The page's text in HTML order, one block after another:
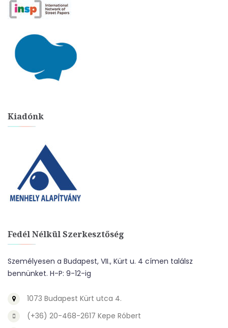
Kiadónk
Fedél Nélkül Szerkesztőség
Személyesen a Budapest, VII., Kürt u. 4 címen találsz
bennünket. H-P: 9-12-ig
1073 Budapest Kürt utca 4.
(+36) 20-468-2617 Kepe Róbert